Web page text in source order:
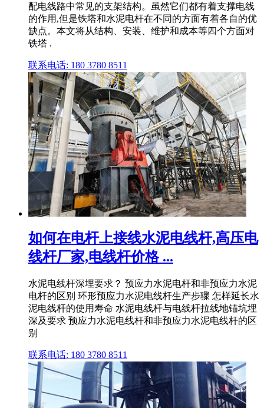
配电线路中常见的支架结构。虽然它们都有着支撑电线
的作用,但是铁塔和水泥电杆在不同的方面有着各自的优
缺点。本文将从结构、安装、维护和成本等四个方面对
铁塔 .
联系电话: 180 3780 8511
如何在电杆上接线水泥电线杆,高压电
线杆厂家,电线杆价格 ...
水泥电线杆深埋要求？ 预应力水泥电杆和非预应力水泥
电杆的区别 环形预应力水泥电线杆生产步骤 怎样延长水
泥电线杆的使用寿命 水泥电线杆与电线杆拉线地锚坑埋
深及要求 预应力水泥电线杆和非预应力水泥电线杆的区
别
联系电话: 180 3780 8511